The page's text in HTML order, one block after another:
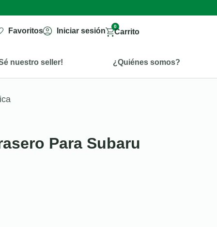
Favoritos Iniciar sesión
0
Carrito
nuestro seller! ¿Quiénes somos?
Para Subaru